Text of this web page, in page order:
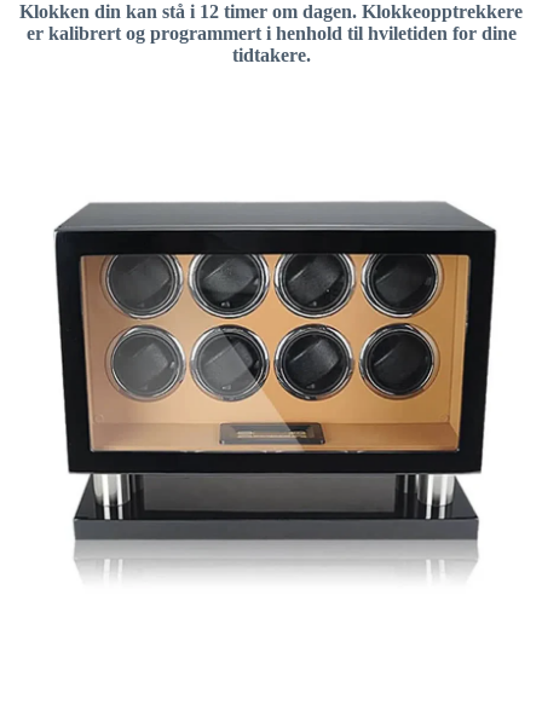
Klokken din kan stå i 12 timer om dagen. Klokkeopptrekkere
er kalibrert og programmert i henhold til hviletiden for dine
tidtakere.